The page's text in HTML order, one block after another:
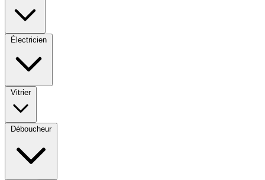
Électricien
Vitrier
Déboucheur